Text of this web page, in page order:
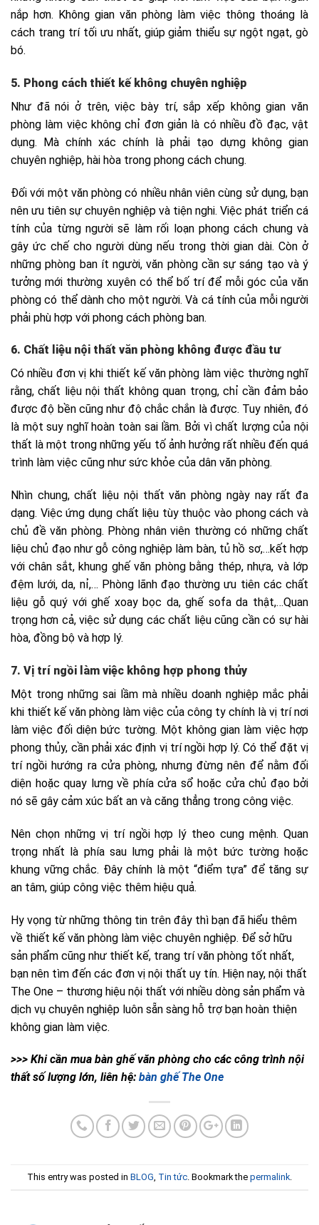
nắp hơn. Không gian văn phòng làm việc thông thoáng là
cách trang trí tối ưu nhất, giúp giảm thiểu sự ngột ngạt, gò
bó.
5. Phong cách thiết kế không chuyên nghiệp
Như đã nói ở trên, việc bày trí, sắp xếp không gian văn
phòng làm việc không chỉ đơn giản là có nhiều đồ đạc, vật
dụng. Mà chính xác chính là phải tạo dựng không gian
chuyên nghiệp, hài hòa trong phong cách chung.
Đối với một văn phòng có nhiều nhân viên cùng sử dụng, bạn
nên ưu tiên sự chuyên nghiệp và tiện nghi. Việc phát triển cá
tính của từng người sẽ làm rối loạn phong cách chung và
gây ức chế cho người dùng nếu trong thời gian dài. Còn ở
những phòng ban ít người, văn phòng cần sự sáng tạo và ý
tưởng mới thường xuyên có thể bố trí để mỗi góc của văn
phòng có thể dành cho một người. Và cá tính của mỗi người
phải phù hợp với phong cách phòng ban.
6. Chất liệu nội thất văn phòng không được đầu tư
Có nhiều đơn vị khi thiết kế văn phòng làm việc thường nghĩ
rằng, chất liệu nội thất không quan trọng, chỉ cần đảm bảo
được độ bền cũng như độ chắc chắn là được. Tuy nhiên, đó
là một suy nghĩ hoàn toàn sai lầm. Bởi vì chất lượng của nội
thất là một trong những yếu tố ảnh hưởng rất nhiều đến quá
trình làm việc cũng như sức khỏe của dân văn phòng.
Nhìn chung, chất liệu nội thất văn phòng ngày nay rất đa
dạng. Việc ứng dụng chất liệu tùy thuộc vào phong cách và
chủ đề văn phòng. Phòng nhân viên thường có những chất
liệu chủ đạo như gỗ công nghiệp làm bàn, tủ hồ sơ,…kết hợp
với chân sắt, khung ghế văn phòng bằng thép, nhựa, và lớp
đệm lưới, da, nỉ,… Phòng lãnh đạo thường ưu tiên các chất
liệu gỗ quý với ghế xoay bọc da, ghế sofa da thật,…Quan
trọng hơn cả, việc sử dụng các chất liệu cũng cần có sự hài
hòa, đồng bộ và hợp lý.
7. Vị trí ngồi làm việc không hợp phong thủy
Một trong những sai lầm mà nhiều doanh nghiệp mắc phải
khi thiết kế văn phòng làm việc của công ty chính là vị trí nơi
làm việc đối diện bức tường. Một không gian làm việc hợp
phong thủy, cần phải xác định vị trí ngồi hợp lý. Có thể đặt vị
trí ngồi hướng ra cửa phòng, nhưng đừng nên để nằm đối
diện hoặc quay lưng về phía cửa sổ hoặc cửa chủ đạo bởi
nó sẽ gây cảm xúc bất an và căng thẳng trong công việc.
Nên chọn những vị trí ngồi hợp lý theo cung mệnh. Quan
trọng nhất là phía sau lưng phải là một bức tường hoặc
khung vững chắc. Đây chính là một “điểm tựa” để tăng sự
an tâm, giúp công việc thêm hiệu quả.
Hy vọng từ những thông tin trên đây thì bạn đã hiểu thêm
về thiết kế văn phòng làm việc chuyên nghiệp. Để sở hữu
sản phẩm cũng như thiết kế, trang trí văn phòng tốt nhất,
bạn nên tìm đến các đơn vị nội thất uy tín. Hiện nay, nội thất
The One – thương hiệu nội thất với nhiều dòng sản phẩm và
dịch vụ chuyên nghiệp luôn sẵn sàng hỗ trợ bạn hoàn thiện
không gian làm việc.
>>> Khi cần mua bàn ghế văn phòng cho các công trình nội
thất số lượng lớn, liên hệ: bàn ghế The One
This entry was posted in BLOG Tin tức . Bookmark the permalink